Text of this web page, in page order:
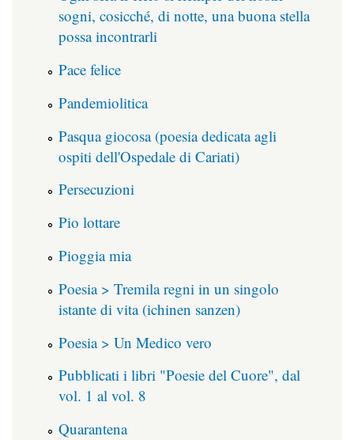
sogni, cosicché, di notte, una buona stella
possa incontrarli
Pace felice
Pandemiolitica
Pasqua giocosa (poesia dedicata agli
ospiti dell'Ospedale di Cariati)
Persecuzioni
Pio lottare
Pioggia mia
Poesia > Tremila regni in un singolo
istante di vita (ichinen sanzen)
Poesia > Un Medico vero
Pubblicati i libri "Poesie del Cuore", dal
vol. 1 al vol. 8
Quarantena